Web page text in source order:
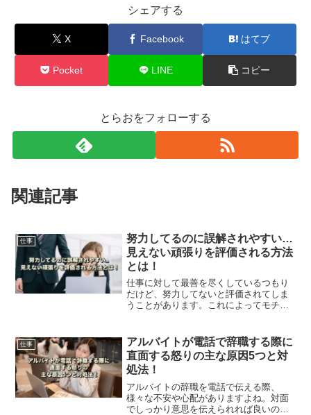
シェアする
X Facebook はてブ
Pocket LINE コピー
とらおをフォローする
関連記事
仕事
努力してるのに誤解されやすい…
見えない頑張りを評価される方法
とは！
仕事に対して最善を尽くしているつもり
だけど、努力してないと評価されてしま
うことがあります。これによってモチベ
努力が見過されてしまう理由と誤解を解
く方法をご紹介します。
仕事
アルバイトが電話で辞職する際に
直面する怒りの主な原因5つと対
処法！
アルバイトの辞職を電話で伝える際、
様々な不安や心配がありますよね。対面
でしっかり意思を伝えられれば良いので